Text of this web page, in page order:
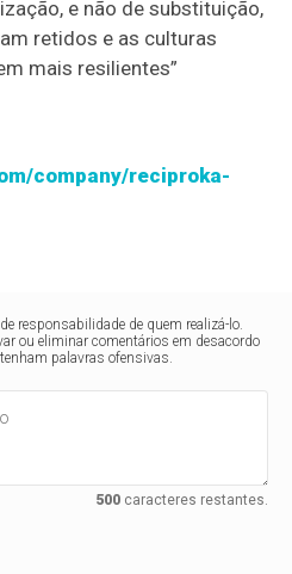
e não de substituição,
retidos e as culturas
mais resilientes”
company/reciproka-
responsabilidade de quem realizá-lo.
ou eliminar comentários em desacordo
palavras ofensivas.
500caracteres restantes.